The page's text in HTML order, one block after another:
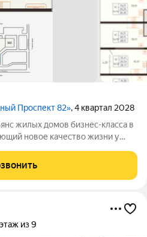
Проспект 82», 4 квартал 2028
новое качество жизни у
образа жизни: здесь можно
из 9